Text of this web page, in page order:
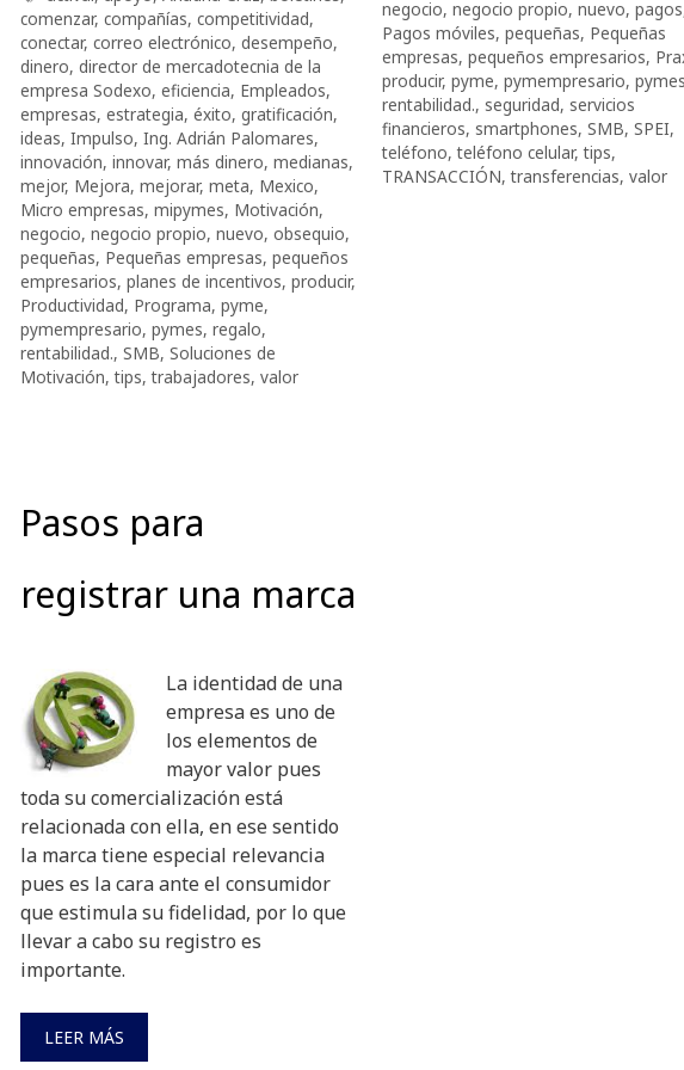
comenzar, compañías, competitividad,
conectar, correo electrónico, desempeño,
dinero, director de mercadotecnia de la
empresa Sodexo, eficiencia, Empleados,
empresas, estrategia, éxito, gratificación,
ideas, Impulso, Ing. Adrián Palomares,
innovación, innovar, más dinero, medianas,
mejor, Mejora, mejorar, meta, Mexico,
Micro empresas, mipymes, Motivación,
negocio, negocio propio, nuevo, obsequio,
pequeñas, Pequeñas empresas, pequeños
empresarios, planes de incentivos, producir,
Productividad, Programa, pyme,
pymempresario, pymes, regalo,
rentabilidad., SMB, Soluciones de
Motivación,tips,trabajadores, valor
negocio, negocio propio, nuevo, pagos
Pagos móviles, pequeñas, Pequeñas
empresas, pequeños empresarios,
producir, pyme, pymempresario, pymes
rentabilidad., seguridad, servicios
financieros, smartphones, SMB, SPEI,
teléfono,teléfono celular,tips,
TRANSACCIÓN,transferencias, valor
Pasos para
registrar una marca
La identidad de una
empresa es uno de
los elementos de
mayor valor pues
toda su comercialización está
relacionada con ella, en ese sentido
la marca tiene especial relevancia
pues es la cara ante el consumidor
que estimula su fidelidad, por lo que
llevar a cabo su registro es
importante.
LEER MÁS